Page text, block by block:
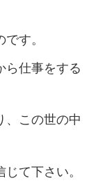
す。
ら仕事をする
、この世の中
て下さい。